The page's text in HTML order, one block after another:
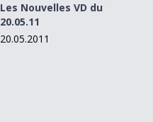
Les Nouvelles VD du
20.05.11
20.05.2011